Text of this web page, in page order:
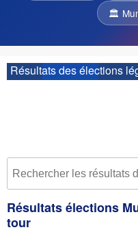
🏛
Résultats des élections
Choisy-le-Roi :| 2ème
Résultats élections
tour